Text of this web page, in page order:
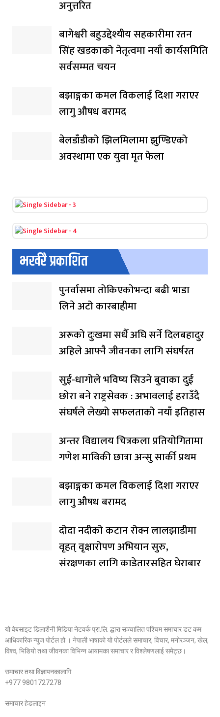
अनुत्तरित
बागेश्वरी बहुउद्देश्यीय सहकारीमा रतन
सिंह खडकाको नेतृत्वमा नयाँ कार्यसमिति
सर्वसम्मत चयन
बझाङ्गका कमल विकलाई दिशा गराएर
लागु औषध बरामद
बेलडाँडीको झिलमिलामा झुण्डिएको
अवस्थामा एक युवा मृत फेला
भर्खरै प्रकाशित
पुनर्वासमा तोकिएकोभन्दा बढी भाडा
लिने अटो कारबाहीमा
अरूको दुःखमा सधैँ अघि सर्ने दिलबहादुर
अहिले आफ्नै जीवनका लागि संघर्षरत
सुई-धागोले भविष्य सिउने बुवाका दुई
छोरा बने राष्ट्रसेवक : अभावलाई हराउँदै
संघर्षले लेख्यो सफलताको नयाँ इतिहास
अन्तर विद्यालय चित्रकला प्रतियोगितामा
गणेश माविकी छात्रा अन्सु सार्की प्रथम
बझाङ्गका कमल विकलाई दिशा गराएर
लागु औषध बरामद
दोदा नदीको कटान रोक्न लालझाडीमा
वृहत् वृक्षारोपण अभियान सुरु,
संरक्षणका लागि काडेतारसहित घेराबार
यो वेबसाइट डिलाशैनी मिडिया नेटवर्क प्रा.लि. द्धारा सञ्चालित पश्चिम समाचार डट कम
आधिकारिक न्युज पोर्टल हो । नेपाली भाषाको यो पोर्टलले समाचार, विचार, मनोरञ्जन, खेल,
विश्व, भिडियो तथा जीवनका विभिन्न आयामका समाचार र विश्लेषणलाई समेट्छ।
समाचार तथा विज्ञापनकालागि
+977 9801727278
समाचार हेडलाइन